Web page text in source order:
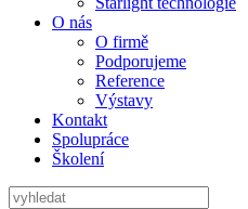
O nás
O firmě
Podporujeme
Reference
Výstavy
Kontakt
Spolupráce
Školení